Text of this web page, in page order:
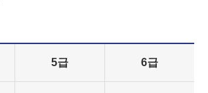
5급 6급